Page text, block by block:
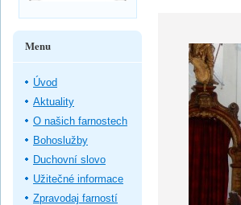
Menu
Úvod
Aktuality
O našich farnostech
Bohoslužby
Duchovní slovo
Užitečné informace
Zpravodaj farností